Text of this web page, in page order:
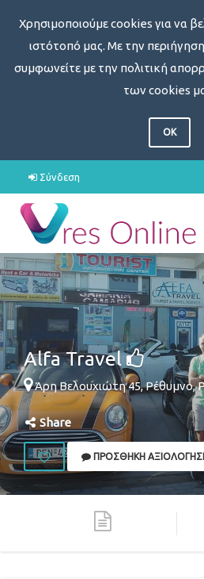
Χρησιμοποιούμε cookies για να
ιστότοπό μας. Με την
συμφωνείτε με την πολιτική
των cookies
OK
Σύνδεση
Alfa Travel
Άρη Βελουχιώτη 45,Ρέθυμνο,
Share
ΠΡΟΣΘΉΚΗ